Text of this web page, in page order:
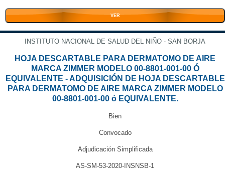
VER
INSTITUTO NACIONAL DE SALUD DEL NIÑO - SAN BORJA
HOJA DESCARTABLE PARA DERMATOMO DE AIRE
MARCA ZIMMER MODELO 00-8801-001-00 Ó
EQUIVALENTE - ADQUISICIÓN DE HOJA DESCARTABLE
PARA DERMATOMO DE AIRE MARCA ZIMMER MODELO
00-8801-001-00 ó EQUIVALENTE.
Bien
Convocado
Adjudicación Simplificada
AS-SM-53-2020-INSNSB-1